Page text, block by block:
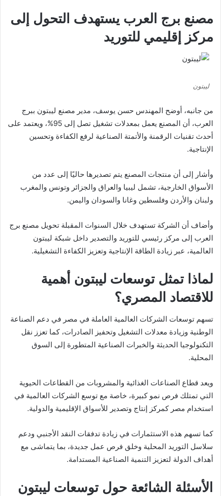
مصنع برج العرب يستهدف التحول إلى
مركز إقليمي للتوريد
ليبتون
من جانبه، أوضح المهندس حسن يوسف، مدير مصنع ليبتون ببرج
العرب، أن المصنع يعمل بمعدلات تشغيل تصل إلى 95%، ويعتمد على
أحدث تقنيات الرقمنة والأتمتة الصناعية لرفع الكفاءة وتحسين
الإنتاجية.
وأشار إلى أن منتجات المصنع يتم تصديرها حاليًا إلى عدد من
الأسواق الخارجية، تشمل ليبيا والعراق والجزائر وتونس والمغرب
ولبنان والأردن وفلسطين وغانا والسودان واليمن.
وأضاف أن الشركة تستهدف خلال السنوات المقبلة تحويل مصنع برج
العرب إلى مركز رئيسي للتوريد والتصدير داخل شبكة ليبتون
العالمية، عبر زيادة الطاقة الإنتاجية وتعزيز الكفاءة التشغيلية.
لماذا تمثل توسعات ليبتون أهمية
للاقتصاد المصري؟
تسهم توسعات الشركات العالمية العاملة في مصر في دعم الصناعة
الوطنية وزيادة معدلات التشغيل وتحفيز الصادرات، كما تعزز نقل
التكنولوجيا الحديثة والخبرات الصناعية المتطورة إلى السوق
المحلية.
ويعد قطاع الصناعات الغذائية والمشروبات من القطاعات الحيوية
التي تمتلك فرص نمو كبيرة، خاصة مع توسع الشركات العالمية في
استخدام مصر كمركز إنتاج وتصدير للأسواق الإقليمية والدولية.
كما تسهم هذه الاستثمارات في زيادة تدفقات النقد الأجنبي ودعم
سلاسل التوريد المحلية وخلق فرص عمل جديدة، بما يتماشى مع
أهداف الدولة لتعزيز التنمية الصناعية المستدامة.
الأسئلة الشائعة حول توسعات ليبتون